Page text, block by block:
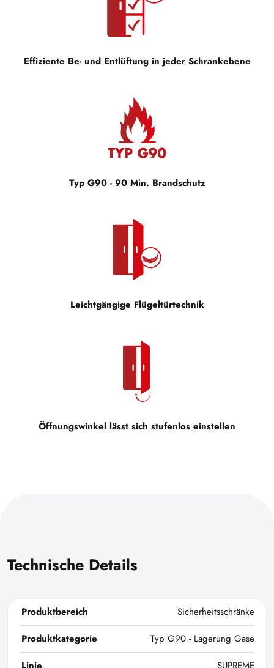
Effiziente Be- und Entlüftung in jeder Schrankebene
Typ G90 - 90 Min. Brandschutz
Leichtgängige Flügeltürtechnik
Öffnungswinkel lässt sich stufenlos einstellen
Technische Details
Produktbereich
Sicherheitsschränke
Produktkategorie
Typ G90 - Lagerung Gase